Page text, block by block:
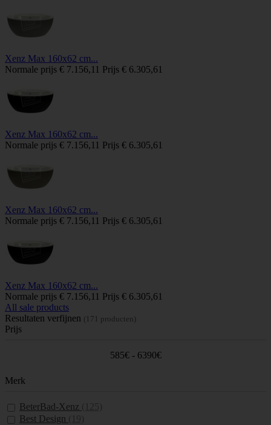
Xenz Max 160x62 cm...
Normale prijs € 7.156,11 Prijs € 6.305,61
Xenz Max 160x62 cm...
Normale prijs € 7.156,11 Prijs € 6.305,61
Xenz Max 160x62 cm...
Normale prijs € 7.156,11 Prijs € 6.305,61
Xenz Max 160x62 cm...
Normale prijs € 7.156,11 Prijs € 6.305,61
All sale products
Resultaten verfijnen (171 producten)
Prijs
585€ - 6390€
Merk
BeterBad-Xenz
Best Design